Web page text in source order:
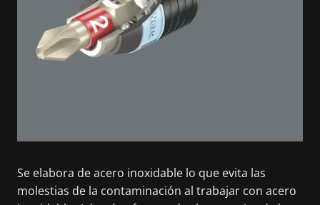
Se elabora de acero inoxidable lo que evita las
molestias de la contaminación al trabajar con acero